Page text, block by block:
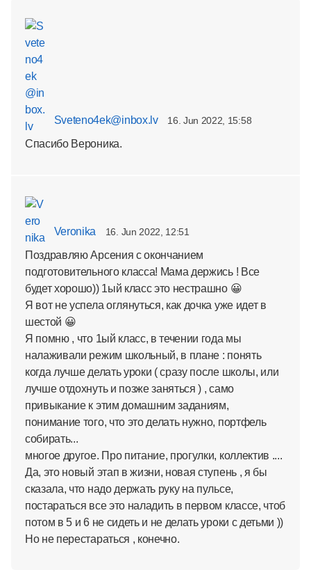
Sveteno4ek@inbox.lv 16. Jun 2022, 15:58
Спасибо Вероника.
Veronika 16. Jun 2022, 12:51
Поздравляю Арсения с окончанием
подготовительного класса! Мама держись ! Все
будет хорошо)) 1ый класс это нестрашно 😀
Я вот не успела оглянуться, как дочка уже идет в
шестой 😀
Я помню , что 1ый класс, в течении года мы
налаживали режим школьный, в плане : понять
когда лучше делать уроки ( сразу после школы, или
лучше отдохнуть и позже заняться ) , само
привыкание к этим домашним заданиям,
понимание того, что это делать нужно, портфель
собирать...
многое другое. Про питание, прогулки, коллектив ....
Да, это новый этап в жизни, новая ступень , я бы
сказала, что надо держать руку на пульсе,
постараться все это наладить в первом классе, чтоб
потом в 5 и 6 не сидеть и не делать уроки с детьми ))
Но не перестараться , конечно.